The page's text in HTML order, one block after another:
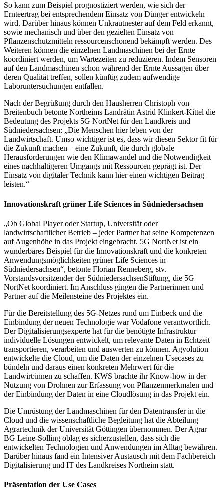
So kann zum Beispiel prognostiziert werden, wie sich der
Ernteertrag bei entsprechendem Einsatz von Dünger entwickeln
wird. Darüber hinaus können Unkrautnester auf dem Feld erkannt,
sowie mechanisch und über den gezielten Einsatz von
Pflanzenschutzmitteln ressourcenschonend bekämpft werden. Des
Weiteren können die einzelnen Landmaschinen bei der Ernte
koordiniert werden, um Wartezeiten zu reduzieren. Indem Sensoren
auf den Landmaschinen schon während der Ernte Aussagen über
deren Qualität treffen, sollen künftig zudem aufwendige
Laboruntersuchungen entfallen.
Nach der Begrüßung durch den Hausherren Christoph von
Breitenbuch betonte Northeims Landrätin Astrid Klinkert-Kittel die
Bedeutung des Projekts 5G NortNet für den Landkreis und
Südniedersachsen: „Die Menschen hier leben von der
Landwirtschaft. Umso wichtiger ist es, dass wir diesen Sektor fit für
die Zukunft machen – eine Zukunft, die durch globale
Herausforderungen wie den Klimawandel und die Notwendigkeit
eines nachhaltigeren Umgangs mit Ressourcen geprägt ist. Der
Einsatz von digitaler Technik kann hier einen wichtigen Beitrag
leisten.“
Innovationskraft grüner Life Sciences in Südniedersachsen
„Ob Global Player oder Startup, Universität oder
landwirtschaftlicher Betrieb – jeder Partner hat seine Kompetenzen
auf Augenhöhe in das Projekt eingebracht. 5G NortNet ist ein
wunderbares Beispiel für die Innovationskraft und die konkreten
Anwendungsmöglichkeiten grüner Life Sciences in
Südniedersachsen“, betonte Florian Renneberg, stv.
Vorstandsvorsitzender der SüdniedersachsenStiftung, die 5G
NortNet koordiniert. Im Anschluss gingen die Partnerinnen und
Partner auf die Meilensteine des Projektes ein.
Für die Bereitstellung des 5G-Netzes rund um Einbeck und die
Einbindung der neuen Technologie war Vodafone verantwortlich.
Der Digitalisierungsexperte hat für die benötigte Infrastruktur
individuelle Lösungen entwickelt, um relevante Daten in Echtzeit
transportieren, verarbeiten und auswerten zu können. Agvolution
entwickelte die Cloud, um die Daten der einzelnen Usecases zu
bündeln und daraus einen konkreten Mehrwert für die
Landwirt:innen zu schaffen. KWS brachte ihr Know-how in der
Nutzung von Drohnen zur Erfassung von Pflanzenmerkmalen und
der Einbindung der Daten in eine Cloudlösung in das Projekt ein.
Die Umrüstung der Landmaschinen für den Datentransfer in die
Cloud und die wissenschaftliche Begleitung hat die Abteilung
Agrartechnik der Universität Göttingen übernommen. Der Agrar
BG Leine-Solling oblag es sicherzustellen, dass sich die
entwickelten Technologien und Anwendungen im Alltag bewähren.
Darüber hinaus fand ein Intensiver Austausch mit dem Fachbereich
Digitalisierung und IT des Landkreises Northeim statt.
Präsentation der Use Cases